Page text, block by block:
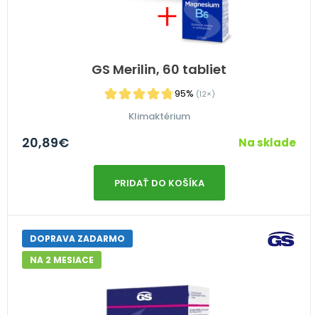
GS Merilin, 60 tabliet
95% (12×)
Klimaktérium
20,89€ Na sklade
PRIDAŤ DO KOŠÍKA
DOPRAVA ZADARMO
NA 2 MESIACE